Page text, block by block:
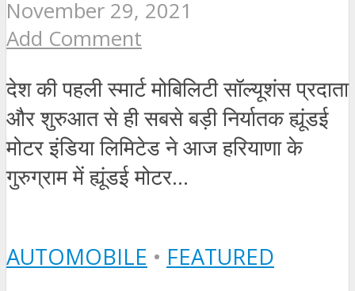
November 29, 2021
Add Comment
देश की पहली स्मार्ट मोबिलिटी सॉल्यूशंस प्रदाता
और शुरुआत से ही सबसे बड़ी निर्यातक ह्यूंडई
मोटर इंडिया लिमिटेड ने आज हरियाणा के
गुरुग्राम में ह्यूंडई मोटर...
AUTOMOBILE • FEATURED